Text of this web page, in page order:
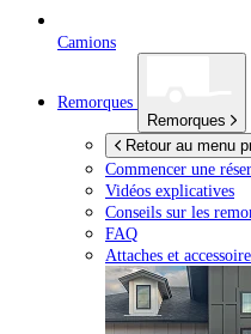
Camions
Remorques
Remorques
Retour au menu
Commencer une
Vidéos explicatives
Conseils sur les
FAQ
Attaches et